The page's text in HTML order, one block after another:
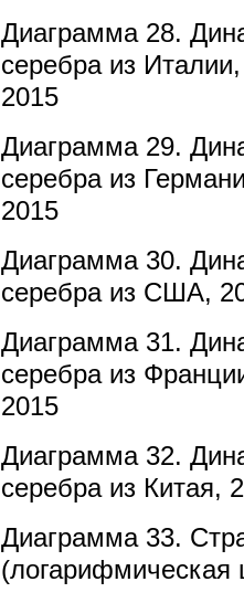
Диаграмма 28.
серебра из
2015
Диаграмма 29.
серебра из
2015
Диаграмма 30.
серебра из США,
Диаграмма 31.
серебра из
2015
Диаграмма 32.
серебра из Китая,
Диаграмма 33.
(логарифмическая